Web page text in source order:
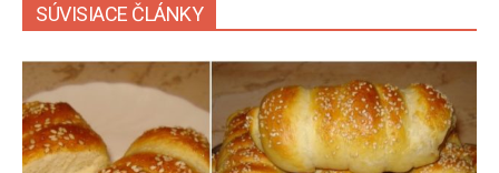
SÚVISIACE ČLÁNKY